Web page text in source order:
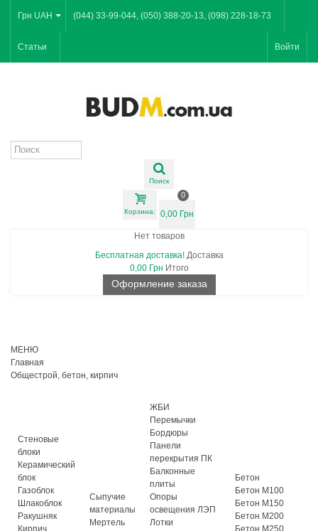
Грн UAH (044) 33-99-044, (050) 388-20-13, (098) 228-18-73
Статьи Войти
Поиск
Корзина:
0
0,00 Грн
Нет товаров
Бесплатная доставка! Доставка
0,00 Грн Итого
Оформление заказа
МЕНЮ
Главная
Общестрой, бетон, кирпич
Стеновые
блоки
Керамический
блок
Газоблок
Шлакоблок
Ракушняк
Кирпич
Сыпучие
материалы
Мертель
ЖБИ
Перемычки
Бордюры
Панели
перекрытия ПК
Балконные
плиты
Опоры
освещения ЛЭП
Лотки
Бетон
Бетон М100
Бетон М150
Бетон М200
Бетон М250